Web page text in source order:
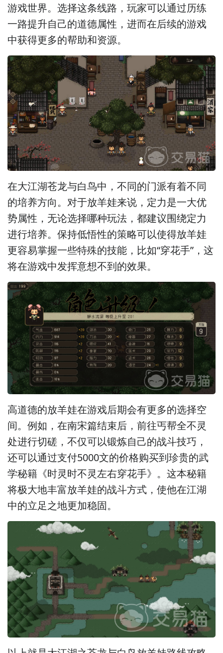
游戏世界。选择这条线路，玩家可以通过历练
一路提升自己的道德属性，进而在后续的游戏
中获得更多的帮助和资源。
在大江湖苍龙与白鸟中，不同的门派有着不同
的培养方向。对于放羊娃来说，定力是一大优
势属性，无论选择哪种玩法，都建议围绕定力
进行培养。保持低悟性的策略可以使得放羊娃
更容易掌握一些特殊的技能，比如“穿花手”，这
将在游戏中发挥意想不到的效果。
高道德的放羊娃在游戏后期会有更多的选择空
间。例如，在南宋篇结束后，前往丐帮全不灵
处进行切磋，不仅可以锻炼自己的战斗技巧，
还可以通过支付5000文的价格购买到珍贵的武
学秘籍《时灵时不灵左右穿花手》。这本秘籍
将极大地丰富放羊娃的战斗方式，使他在江湖
中的立足之地更加稳固。